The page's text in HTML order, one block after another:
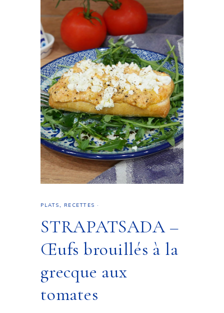
PLATS, RECETTES ·
STRAPATSADA –
Œufs brouillés à la
grecque aux
tomates